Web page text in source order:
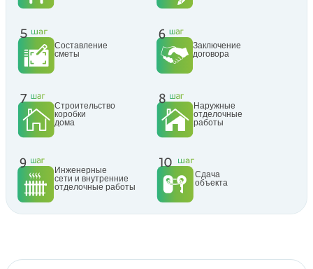
Составление
сметы
Заключение
договора
Строительство
коробки
дома
Наружные
отделочные
работы
Инженерные
сети и внутренние
отделочные работы
Сдача
объекта